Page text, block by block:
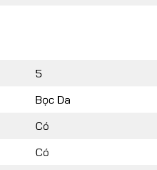
5
Bọc Da
Có
Có